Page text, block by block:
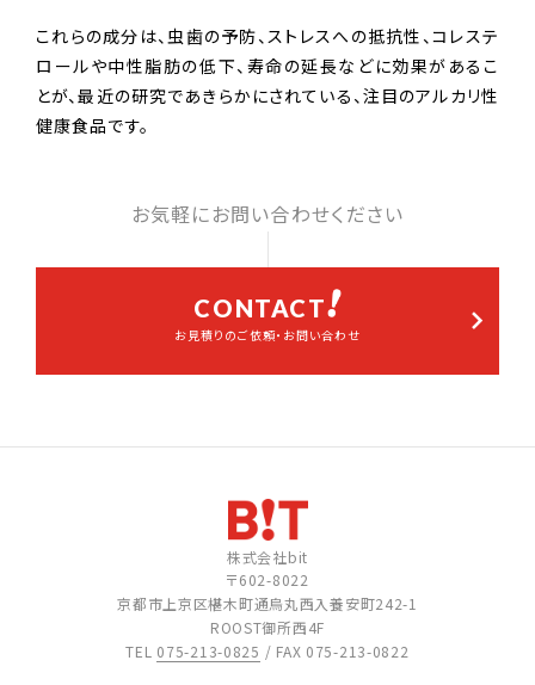
これらの成分は、虫歯の予防、ストレスへの抵抗性、コレステ
ロールや中性脂肪の低下、寿命の延長などに効果があるこ
とが、最近の研究であきらかにされている、注目のアルカリ性
健康食品です。
お気軽にお問い合わせください
CONTACT
お見積りのご依頼・お問い合わせ
株式会社bit
〒602-8022
京都市上京区椹木町通烏丸西入養安町242-1
ROOST御所西4F
TEL 075-213-0825 / FAX 075-213-0822